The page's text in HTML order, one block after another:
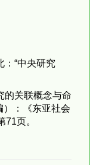
：“中央研究
的关联概念与命
）：《东亚社会
页。